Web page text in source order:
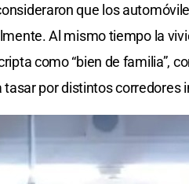
que los
Al mismo tiempo la
como “bien de familia”,
tasar por distintos corredores